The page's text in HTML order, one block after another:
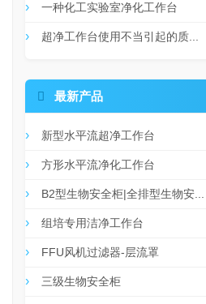
一种化工实验室净化工作台
超净工作台使用不当引起的质...
 最新产品
新型水平流超净工作台
方形水平流净化工作台
B2型生物安全柜|全排型生物安...
组培专用洁净工作台
FFU风机过滤器-层流罩
三级生物安全柜